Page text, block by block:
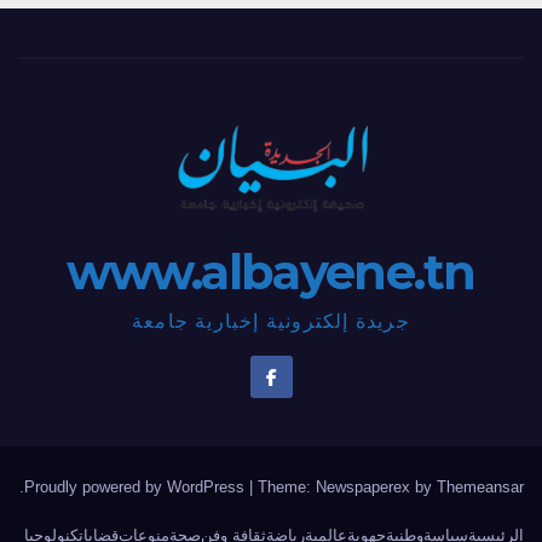
www.albayene.tn
جريدة إلكترونية إخبارية جامعة
Proudly powered by WordPress Theme: Newspaperex by Themeansar
الرئيسيةسياسةوطنيةجهويةعالميةرياضةثقافة وفنصحةمنوعاتقضاياتكنولوجيا